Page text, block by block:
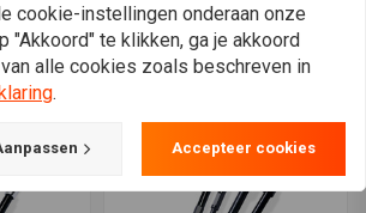
€68,41
cookie-instellingen onderaan onze
"Akkoord" te klikken, ga je akkoord
alle cookies zoals beschreven in
.
Accepteer cookies